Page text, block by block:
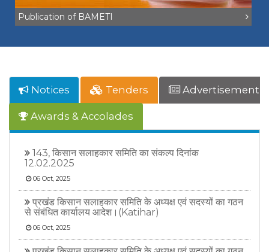
Publication of BAMETI
Notices Tenders Advertisement
Awards & Accolades
143, किसान सलाहकार समिति का संकल्प दिनांक
12.02.2025
06 Oct, 2025
प्रखंड किसान सलाहकार समिति के अध्यक्ष एवं सदस्यों का गठन
से संबंधित कार्यालय आदेश।(Katihar)
06 Oct, 2025